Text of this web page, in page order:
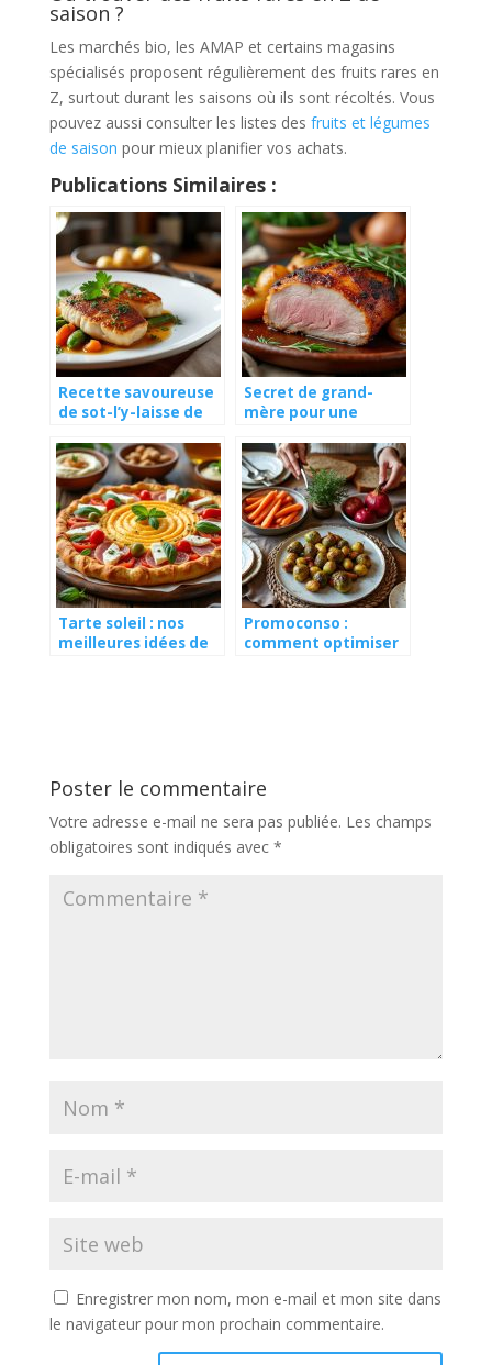
saison ?
Les marchés bio, les AMAP et certains magasins
spécialisés proposent régulièrement des fruits rares en
Z, surtout durant les saisons où ils sont récoltés. Vous
pouvez aussi consulter les listes des fruits et légumes
de saison pour mieux planifier vos achats.
Publications Similaires :
Recette savoureuse
de sot-l’y-laisse de
Secret de grand-
mère pour une
four fondante
Tarte soleil : nos
meilleures idées de
Promoconso :
comment optimiser
Poster le commentaire
Votre adresse e-mail ne sera pas publiée. Les champs
obligatoires sont indiqués avec *
Enregistrer mon nom, mon e-mail et mon site dans
le navigateur pour mon prochain commentaire.